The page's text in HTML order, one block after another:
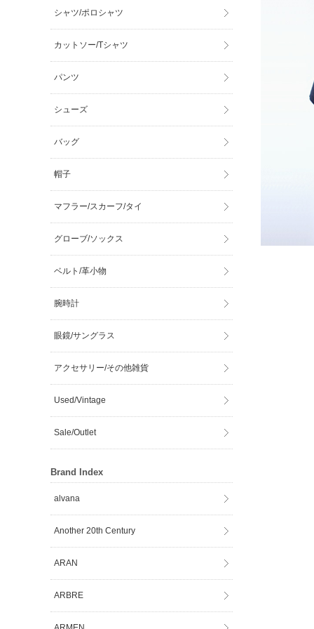
シャツ/ポロシャツ
カットソー/Tシャツ
パンツ
シューズ
バッグ
帽子
マフラー/スカーフ/タイ
グローブ/ソックス
ベルト/革小物
腕時計
眼鏡/サングラス
アクセサリー/その他雑貨
Used/Vintage
Sale/Outlet
Brand Index
alvana
Another 20th Century
ARAN
ARBRE